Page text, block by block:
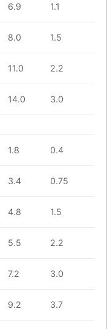
6.9 1.1
8.0 1.5
11.0 2.2
14.0 3.0
1.8 0.4
3.4 0.75
4.8 1.5
5.5 2.2
7.2 3.0
9.2 3.7